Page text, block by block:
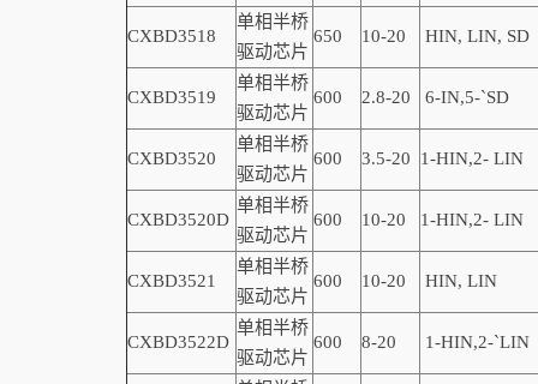
CXBD3518
单相半桥
驱动芯片
650 10-20 HIN, LIN, SD
CXBD3519
单相半桥
驱动芯片
600 2.8-20 6-IN,5-`SD
CXBD3520
单相半桥
驱动芯片
600 3.5-20 1-HIN,2- LIN
CXBD3520D
单相半桥
驱动芯片
600 10-20 1-HIN,2- LIN
CXBD3521
单相半桥
驱动芯片
600 10-20 HIN, LIN
CXBD3522D
单相半桥
驱动芯片
600 8-20 1-HIN,2-`LIN